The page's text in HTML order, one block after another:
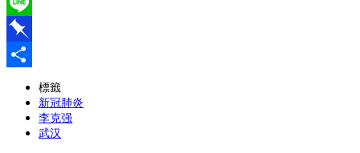
Line
Pinboard
標籤
新冠肺炎
李克强
武汉